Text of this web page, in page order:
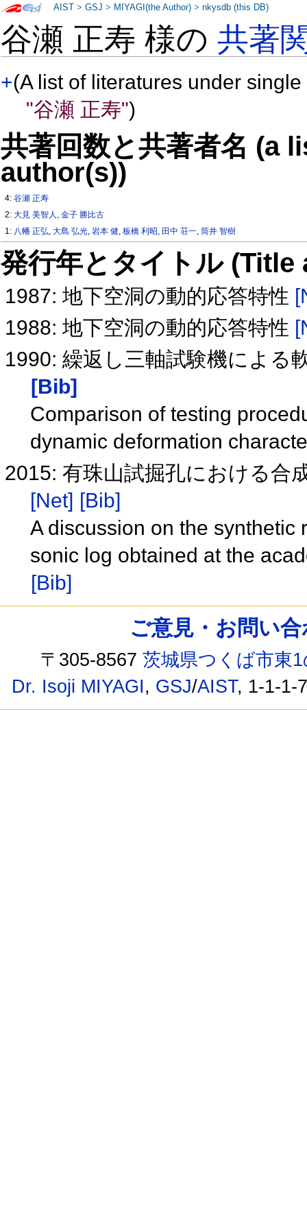
谷瀬 正寿 様の共著
+(A list of literatures under
"谷瀬 正寿")
共著回数と共著者名 (a
author(s))
4:谷瀬 正寿
2:大見 美智人 ,金子 勝比古
1: 八幡 正弘,大島 弘光,岩本 健,板橋 利昭, 田中 荘一,筒井 智樹
発行年とタイトル
1987: 地下空洞の動的応答特性
1988: 地下空洞の動的応答特性
1990: 繰返し三軸試験機による
[Bib]
Comparison of testing
dynamic deformation
2015: 有珠山試掘孔における合
[Net] [Bib]
A discussion on the synthetic
sonic log obtained at the
[Bib]
AIST >GSJ > MIYAGI(the Author) >nkysdb (this DB)
ご意見・お問い
〒305-8567茨城県つくば市東
Dr. Isoji MIYAGI, GSJ/AIST, 1-1-1-